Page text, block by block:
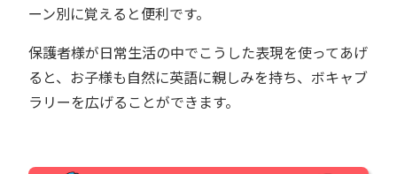
ーン別に覚えると便利です。
保護者様が日常生活の中でこうした表現を使ってあげ
ると、お子様も自然に英語に親しみを持ち、ボキャブ
ラリーを広げることができます。